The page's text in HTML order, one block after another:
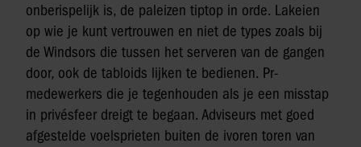
onberispelijk is, de paleizen tiptop in orde. Lakeien
op wie je kunt vertrouwen en niet de types zoals bij
de Windsors die tussen het serveren van de gangen
door, ook de tabloids lijken te bedienen. Pr-
medewerkers die je tegenhouden als je een misstap
in privésfeer dreigt te begaan. Adviseurs met goed
afgestelde voelsprieten buiten de ivoren toren van